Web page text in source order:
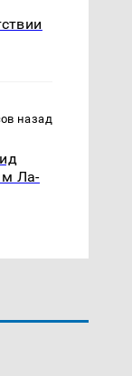
назад
Ла-